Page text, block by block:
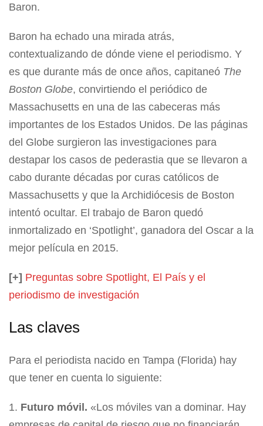
Baron.
Baron ha echado una mirada atrás,
contextualizando de dónde viene el periodismo. Y
es que durante más de once años, capitaneó The
Boston Globe, convirtiendo el periódico de
Massachusetts en una de las cabeceras más
importantes de los Estados Unidos. De las páginas
del Globe surgieron las investigaciones para
destapar los casos de pederastia que se llevaron a
cabo durante décadas por curas católicos de
Massachusetts y que la Archidiócesis de Boston
intentó ocultar. El trabajo de Baron quedó
inmortalizado en ‘Spotlight’, ganadora del Oscar a la
mejor película en 2015.
[+] Preguntas sobre Spotlight, El País y el
periodismo de investigación
Las claves
Para el periodista nacido en Tampa (Florida) hay
que tener en cuenta lo siguiente:
Futuro móvil. «Los móviles van a dominar. Hay